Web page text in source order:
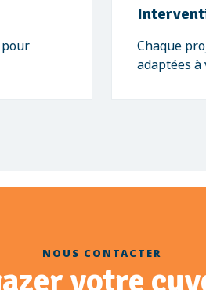
Chaque
adaptées
NOUS CONTACTER
votre